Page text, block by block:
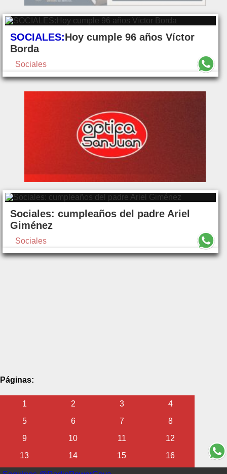
SOCIALES:Hoy cumple 96 años Víctor
Borda
Sociales
Sociales: cumpleaños del padre Ariel
Giménez
Sociales
Páginas:
1 2 3
4
5
6 7
8
9
10 11
12
13
14 15
16